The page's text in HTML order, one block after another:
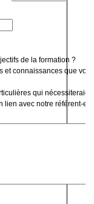
de la formation ?
et connaissances que
qui
lien avec notre référent-e